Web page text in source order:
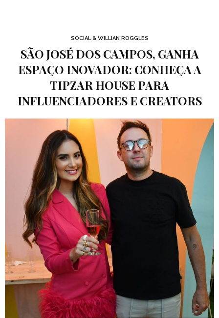
SOCIAL & WILLIAN ROGGLES
SÃO JOSÉ DOS CAMPOS, GANHA
ESPAÇO INOVADOR: CONHEÇA A
TIPZAR HOUSE PARA
INFLUENCIADORES E CREATORS